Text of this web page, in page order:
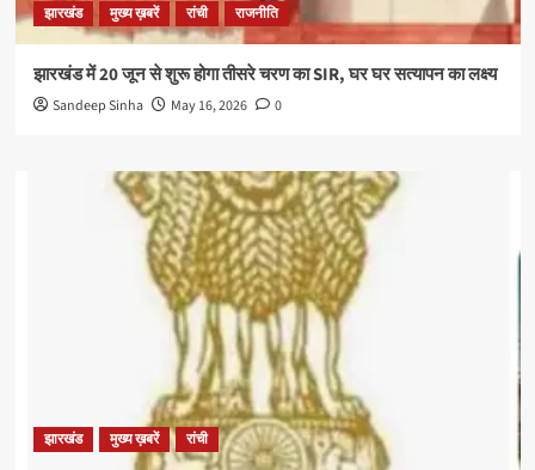
झारखंड मुख्य ख़बरें रांची राजनीति
झारखंड में 20 जून से शुरू होगा तीसरे चरण का SIR, घर घर सत्यापन का लक्ष्य
Sandeep Sinha May 16, 2026 0
झारखंड मुख्य ख़बरें रांची